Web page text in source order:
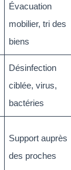
Évacuation
mobilier, tri des
biens
Désinfection
ciblée, virus,
bactéries
Support auprès
des proches